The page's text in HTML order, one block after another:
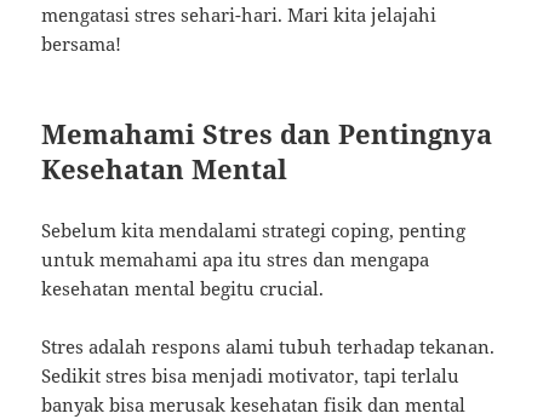
mengatasi stres sehari-hari. Mari kita jelajahi
bersama!
Memahami Stres dan Pentingnya
Kesehatan Mental
Sebelum kita mendalami strategi coping, penting
untuk memahami apa itu stres dan mengapa
kesehatan mental begitu crucial.
Stres adalah respons alami tubuh terhadap tekanan.
Sedikit stres bisa menjadi motivator, tapi terlalu
banyak bisa merusak kesehatan fisik dan mental